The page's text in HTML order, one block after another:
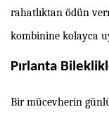
rahatlıktan ödün
kombinine kolayca
Pırlanta
Bir mücevherin